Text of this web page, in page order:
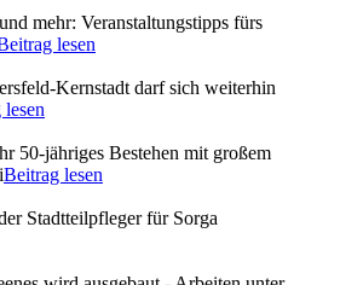
mehr: Veranstaltungstipps fürs
lesen
Kernstadt darf sich weiterhin
50-jähriges Bestehen mit großem
Beitrag lesen
Stadtteilpfleger für Sorga